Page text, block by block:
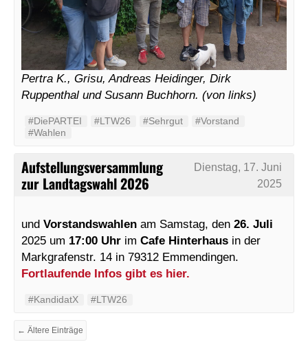
Pertra K., Grisu, Andreas Heidinger, Dirk
Ruppenthal und Susann Buchhorn. (von links)
#DiePARTEI #LTW26 #Sehrgut
#Vorstand
#Wahlen
Aufstellungsversammlung
zur Landtagswahl 2026
Dienstag, 17. Juni
2025
und Vorstandswahlen am Samstag, den 26. Juli
2025 um 17:00 Uhr im Cafe Hinterhaus in der
Markgrafenstr. 14 in 79312 Emmendingen.
Fortlaufende Infos gibt es hier.
#KandidatX #LTW26
← Ältere Einträge